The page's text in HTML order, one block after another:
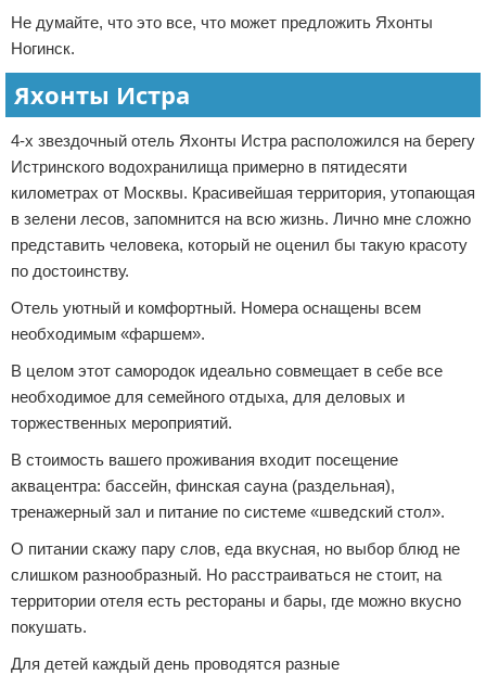
Не думайте, что это все, что может предложить Яхонты
Ногинск.
Яхонты Истра
4-х звездочный отель Яхонты Истра расположился на берегу
Истринского водохранилища примерно в пятидесяти
километрах от Москвы. Красивейшая территория, утопающая
в зелени лесов, запомнится на всю жизнь. Лично мне сложно
представить человека, который не оценил бы такую красоту
по достоинству.
Отель уютный и комфортный. Номера оснащены всем
необходимым «фаршем».
В целом этот самородок идеально совмещает в себе все
необходимое для семейного отдыха, для деловых и
торжественных мероприятий.
В стоимость вашего проживания входит посещение
аквацентра: бассейн, финская сауна (раздельная),
тренажерный зал и питание по системе «шведский стол».
О питании скажу пару слов, еда вкусная, но выбор блюд не
слишком разнообразный. Но расстраиваться не стоит, на
территории отеля есть рестораны и бары, где можно вкусно
покушать.
Для детей каждый день проводятся разные